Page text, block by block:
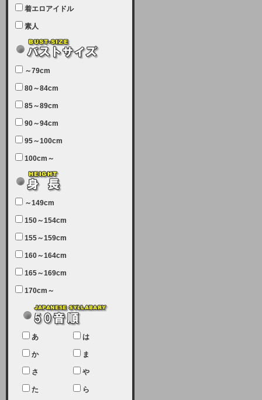
【サーバーメンテナンス完了のお知
本日、サーバーメンテナンスのため
ユーザー様には大変ご迷惑をおかけ
しました。無事、メンテナンスが完
致します。
2025-06-11 (水)
【サーバーメンテナンス実施につい
7月5日（土曜日）午前7：00から午
テナンスを実施します。ユーザー様
にはご迷惑をおかけしますがご理解
いただけます様、宜しくお願い致し
【クレジットカード決済について
②】
現在、クレジットカード決済はJCB
のみになっております。大変ご迷惑
キャシュでの決済は可能ですので、
宜しくお願い致します。
2024-02-23 (金)
【クレジットカード決済について】
只今、クレジットカード会社の都合
により決済ができない状況です。
ユーザー様には、大変ご迷惑をおか
着エロアイドル
素人
～79cm
80～84cm
85～89cm
90～94cm
95～100cm
100cm～
～149cm
150～154cm
155～159cm
160～164cm
165～169cm
170cm～
あ は
か ま
さ や
た ら